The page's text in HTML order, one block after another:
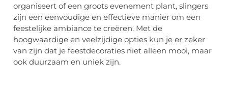
organiseert of een groots evenement plant, slingers
zijn een eenvoudige en effectieve manier om een
feestelijke ambiance te creëren. Met de
hoogwaardige en veelzijdige opties kun je er zeker
van zijn dat je feestdecoraties niet alleen mooi, maar
ook duurzaam en uniek zijn.